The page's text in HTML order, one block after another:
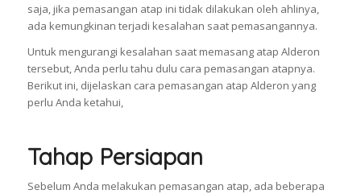
saja, jika pemasangan atap ini tidak dilakukan oleh ahlinya,
ada kemungkinan terjadi kesalahan saat pemasangannya.
Untuk mengurangi kesalahan saat memasang atap Alderon
tersebut, Anda perlu tahu dulu cara pemasangan atapnya.
Berikut ini, dijelaskan cara pemasangan atap Alderon yang
perlu Anda ketahui,
Tahap Persiapan
Sebelum Anda melakukan pemasangan atap, ada beberapa